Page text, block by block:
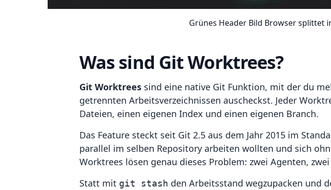
Grünes Header Bild Browser splittet
Was sind Git Worktrees?
Git Worktrees sind eine native Git Funktion, mit der du
getrennten Arbeitsverzeichnissen auscheckst. Jeder
Dateien, einen eigenen Index und einen eigenen Branch.
Das Feature steckt seit Git 2.5 aus dem Jahr 2015 im
parallel im selben Repository arbeiten wollten und sich
Worktrees lösen genau dieses Problem: zwei Agenten,
Statt mit git stash den Arbeitsstand wegzupacken und